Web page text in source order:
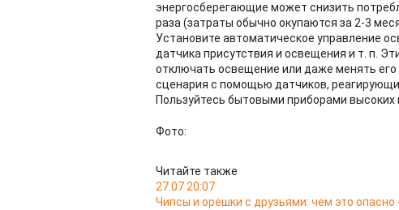
энергосберегающие может снизить
раза (затраты обычно окупаются за 2-3
Установите автоматическое управление
датчика присутствия и освещения и т. п.
отключать освещение или даже менять
сценария с помощью датчиков,
Пользуйтесь бытовыми приборами высоких
Фото:
Читайте также
27.07 20:07
Чипсы и орешки с друзьями: чем это